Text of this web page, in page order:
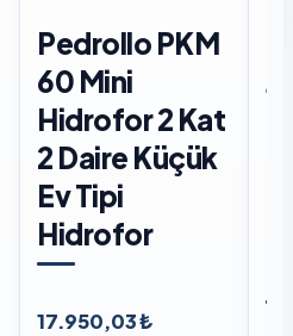
Pedrollo PKM
60 Mini
Hidrofor 2 Kat
2 Daire Küçük
Ev Tipi
Hidrofor
17.950,03 ₺